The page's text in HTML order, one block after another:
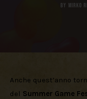
Recensioni
Cercatori
Download
BY MIRKO
Anche quest’anno
del Summer Game